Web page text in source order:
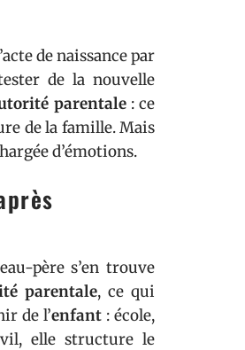
de naissance par
de la nouvelle
parentale: ce
de la famille. Mais
d’émotions.
père s’en trouve
parentale, ce qui
de l’enfant : école,
elle structure le